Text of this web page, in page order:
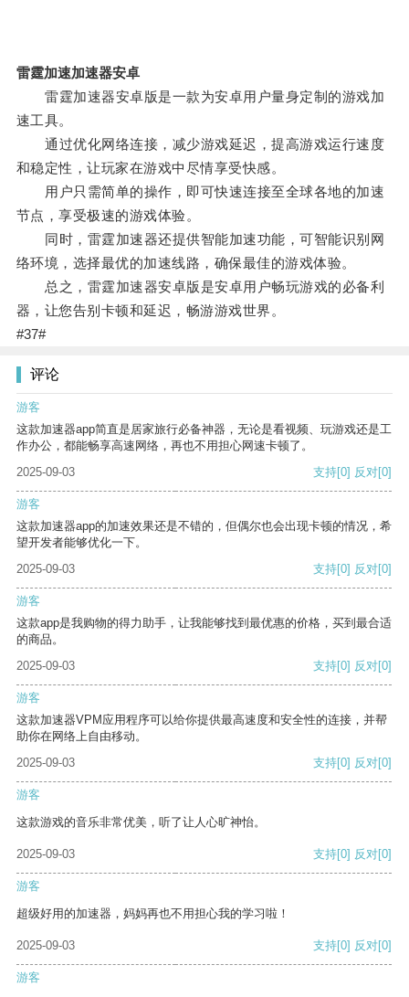
雷霆加速加速器安卓
雷霆加速器安卓版是一款为安卓用户量身定制的游戏加
速工具。
通过优化网络连接，减少游戏延迟，提高游戏运行速度
和稳定性，让玩家在游戏中尽情享受快感。
用户只需简单的操作，即可快速连接至全球各地的加速
节点，享受极速的游戏体验。
同时，雷霆加速器还提供智能加速功能，可智能识别网
络环境，选择最优的加速线路，确保最佳的游戏体验。
总之，雷霆加速器安卓版是安卓用户畅玩游戏的必备利
器，让您告别卡顿和延迟，畅游游戏世界。
#37#
评论
游客
这款加速器app简直是居家旅行必备神器，无论是看视频、玩游戏还是工
作办公，都能畅享高速网络，再也不用担心网速卡顿了。
2025-09-03
支持[0] 反对[0]
游客
这款加速器app的加速效果还是不错的，但偶尔也会出现卡顿的情况，希
望开发者能够优化一下。
2025-09-03
支持[0] 反对[0]
游客
这款app是我购物的得力助手，让我能够找到最优惠的价格，买到最合适
的商品。
2025-09-03
支持[0] 反对[0]
游客
这款加速器VPM应用程序可以给你提供最高速度和安全性的连接，并帮
助你在网络上自由移动。
2025-09-03
支持[0] 反对[0]
游客
这款游戏的音乐非常优美，听了让人心旷神怡。
2025-09-03 支持[0] 反对[0]
游客
超级好用的加速器，妈妈再也不用担心我的学习啦！
2025-09-03 支持[0] 反对[0]
游客